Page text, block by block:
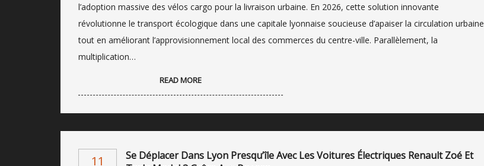
l’adoption massive des vélos cargo pour la livraison urbaine. En 2026, cette solution innovante
révolutionne le transport écologique dans une capitale lyonnaise soucieuse d’apaiser la circulation urbaine
tout en améliorant l’approvisionnement local des commerces du centre-ville. Parallèlement, la
multiplication…
READ MORE
11
Se Déplacer Dans Lyon Presqu’île Avec Les Voitures Électriques Renault Zoé Et